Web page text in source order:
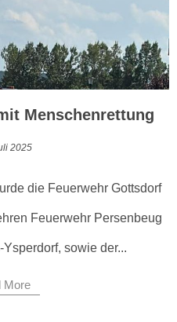
Menschenrettung
2025
die Feuerwehr Gottsdorf
Feuerwehr Persenbeug
sowie der...
More